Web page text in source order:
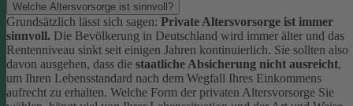
Welche Altersvorsorge ist sinnvoll?
Grundsätzlich lässt sich sagen: Private Altersvorsorge ist immer
sinnvoll. Die Bevölkerung in Deutschland wird immer älter und das
Rentenniveau sinkt seit einigen Jahren kontinuierlich. Sie sollten also
davon ausgehen, dass die staatliche Absicherung nicht ausreicht,
um Ihren Lebensstandard nach dem Wegfall Ihres Einkommens
aufrecht zu erhalten. Welche Form der privaten Altersvorsorge Sie